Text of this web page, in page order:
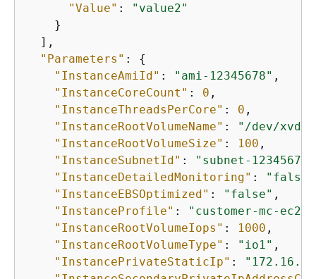
"Value" :
"value2"
    }
  ],
"Parameters" : {
"InstanceAmiId" : "ami-12345678" ,
"InstanceCoreCount" : 0 ,
"InstanceThreadsPerCore" : 0 ,
"InstanceRootVolumeName" : "/dev/xvda"
"InstanceRootVolumeSize" : 100 ,
"InstanceSubnetId" : "subnet-12345678"
"InstanceDetailedMonitoring" : "false"
"InstanceEBSOptimized" : "false" ,
"InstanceProfile" :
"customer-mc-
"InstanceRootVolumeIops" : 1000 ,
"InstanceRootVolumeType" : "io1" ,
"InstancePrivateStaticIp" :